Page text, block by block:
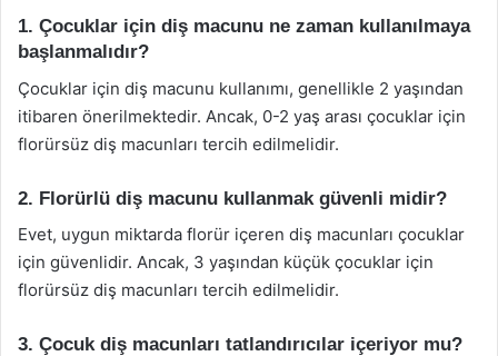
1. Çocuklar için diş macunu ne zaman kullanılmaya
başlanmalıdır?
Çocuklar için diş macunu kullanımı, genellikle 2 yaşından
itibaren önerilmektedir. Ancak, 0-2 yaş arası çocuklar için
florürsüz diş macunları tercih edilmelidir.
2. Florürlü diş macunu kullanmak güvenli midir?
Evet, uygun miktarda florür içeren diş macunları çocuklar
için güvenlidir. Ancak, 3 yaşından küçük çocuklar için
florürsüz diş macunları tercih edilmelidir.
3. Çocuk diş macunları tatlandırıcılar içeriyor mu?